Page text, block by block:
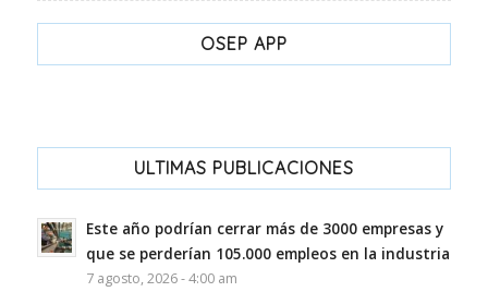
OSEP APP
ULTIMAS PUBLICACIONES
Este año podrían cerrar más de 3000 empresas y
que se perderían 105.000 empleos en la industria
7 agosto, 2026 - 4:00 am